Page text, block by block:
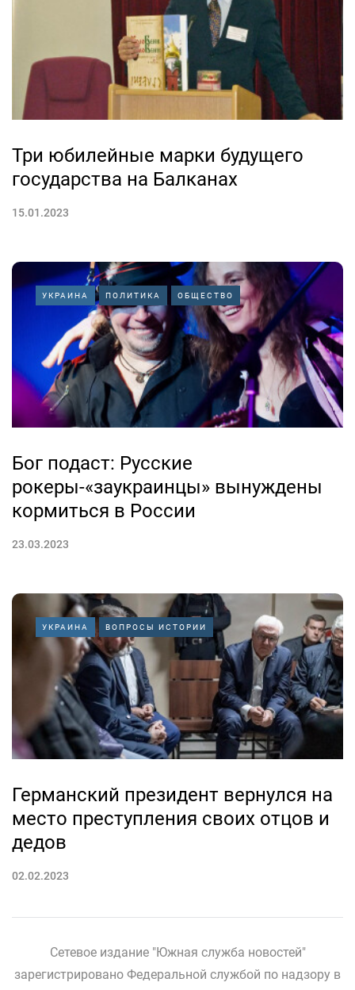
Три юбилейные марки будущего
государства на Балканах
15.01.2023
УКРАИНА ПОЛИТИКА ОБЩЕСТВО
Бог подаст: Русские
рокеры-«заукраинцы» вынуждены
кормиться в России
23.03.2023
УКРАИНА ВОПРОСЫ ИСТОРИИ
Германский президент вернулся на
место преступления своих отцов и
дедов
02.02.2023
Сетевое издание "Южная служба новостей"
зарегистрировано Федеральной службой по надзору в